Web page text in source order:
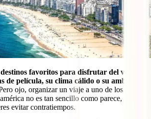
destinos favoritos para disfrutar del verano,
de película, su clima cálido o su ambiente
ojo, organizar un viaje a uno de los países
no es tan sencillo como parece,
evitar contratiempos.